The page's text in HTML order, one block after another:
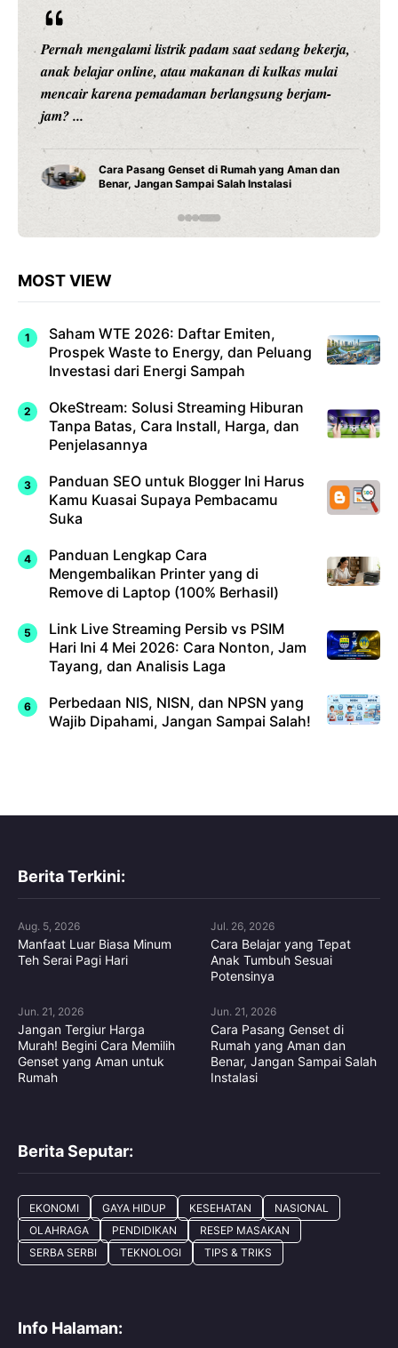
Pernah mengalami listrik padam saat sedang bekerja,
anak belajar online, atau makanan di kulkas mulai
mencair karena pemadaman berlangsung berjam-
jam? ...
Cara Pasang Genset di Rumah yang Aman dan
Benar, Jangan Sampai Salah Instalasi
MOST VIEW
Saham WTE 2026: Daftar Emiten,
Prospek Waste to Energy, dan Peluang
Investasi dari Energi Sampah
OkeStream: Solusi Streaming Hiburan
Tanpa Batas, Cara Install, Harga, dan
Penjelasannya
Panduan SEO untuk Blogger Ini Harus
Kamu Kuasai Supaya Pembacamu
Suka
Panduan Lengkap Cara
Mengembalikan Printer yang di
Remove di Laptop (100% Berhasil)
Link Live Streaming Persib vs PSIM
Hari Ini 4 Mei 2026: Cara Nonton, Jam
Tayang, dan Analisis Laga
Perbedaan NIS, NISN, dan NPSN yang
Wajib Dipahami, Jangan Sampai Salah!
Berita Terkini:
Aug. 5, 2026
Manfaat Luar Biasa Minum
Teh Serai Pagi Hari
Jul. 26, 2026
Cara Belajar yang Tepat
Anak Tumbuh Sesuai
Potensinya
Jun. 21, 2026
Jangan Tergiur Harga
Murah! Begini Cara Memilih
Genset yang Aman untuk
Rumah
Jun. 21, 2026
Cara Pasang Genset di
Rumah yang Aman dan
Benar, Jangan Sampai Salah
Instalasi
Berita Seputar:
EKONOMI GAYA HIDUP KESEHATAN
NASIONAL
OLAHRAGA
PENDIDIKAN
RESEP MASAKAN
SERBA SERBI
TEKNOLOGI TIPS & TRIKS
Info Halaman: